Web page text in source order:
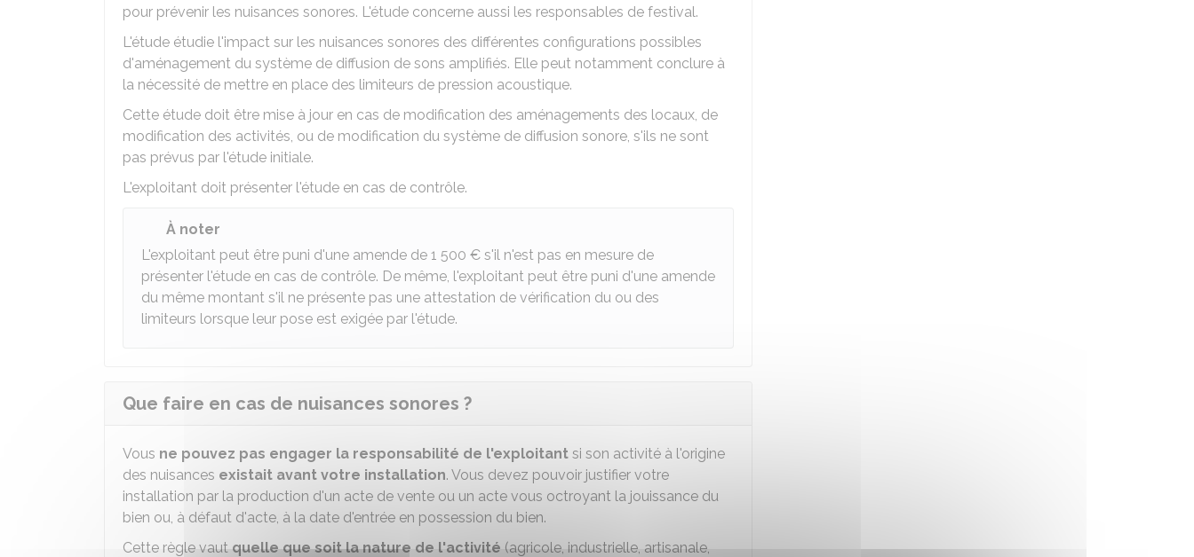
pour prévenir les nuisances sonores. L'étude concerne aussi les responsables de festival.
L'étude étudie l'impact sur les nuisances sonores des différentes configurations possibles
d'aménagement du système de diffusion de sons amplifiés. Elle peut notamment conclure à
la nécessité de mettre en place des limiteurs de pression acoustique.
Cette étude doit être mise à jour en cas de modification des aménagements des locaux, de
modification des activités, ou de modification du système de diffusion sonore, s'ils ne sont
pas prévus par l'étude initiale.
L'exploitant doit présenter l'étude en cas de contrôle.
À noter
L'exploitant peut être puni d'une amende de 1 500 € s'il n'est pas en mesure de
présenter l'étude en cas de contrôle. De même, l'exploitant peut être puni d'une amende
du même montant s'il ne présente pas une attestation de vérification du ou des
limiteurs lorsque leur pose est exigée par l'étude.
Que faire en cas de nuisances sonores ?
Vous ne pouvez pas engager la responsabilité de l'exploitant si son activité à l'origine
des nuisances existait avant votre installation. Vous devez pouvoir justifier votre
installation par la production d'un acte de vente ou un acte vous octroyant la jouissance du
bien ou, à défaut d'acte, à la date d'entrée en possession du bien.
Cette règle vautquelle que soit la nature de l'activité (agricole, industrielle, artisanale,